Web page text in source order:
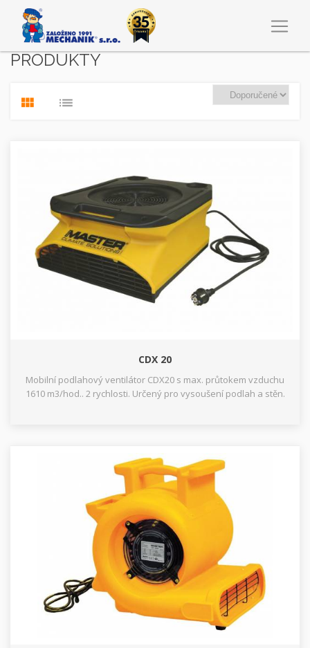
PRODUKTY
CDX 20
Mobilní podlahový ventilátor CDX20 s max. průtokem vzduchu
1610 m3/hod.. 2 rychlosti. Určený pro vysoušení podlah a stěn.